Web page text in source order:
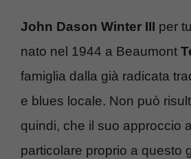
John Dason Winter III per
nato nel 1944 a Beaumont
famiglia dalla già radicata
e blues locale. Non può
quindi, che il suo approccio
particolare proprio a questo